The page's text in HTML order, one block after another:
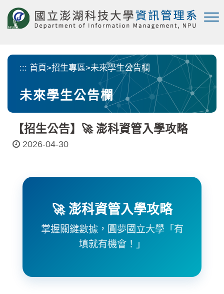
::: 首頁>招生專區>未來學生公告欄
未來學生公告欄
【招生公告】🚀 澎科資管入學攻略
2026-04-30
🚀 澎科資管入學攻略
掌握關鍵數據，圓夢國立大學「有
填就有機會！」